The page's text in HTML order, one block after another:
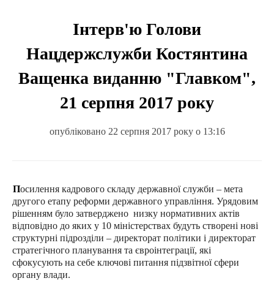
Інтерв'ю Голови
Нацдержслужби Костянтина
Ващенка виданню "Главком",
21 серпня 2017 року
опубліковано 22 серпня 2017 року о 13:16
Посилення кадрового складу державної служби – мета
другого етапу реформи державного управління. Урядовим
рішенням було затверджено низку нормативних актів
відповідно до яких у 10 міністерствах будуть створені нові
структурні підрозділи – директорат політики і директорат
стратегічного планування та євроінтеграції, які
сфокусують на себе ключові питання підзвітної сфери
органу влади.